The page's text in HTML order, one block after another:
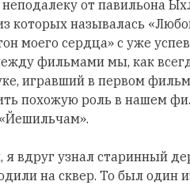
от павильона
которых называлась
моего сердца» с уже
фильмами мы, как
игравший в первом
похожую роль в нашем
я вдруг узнал старинный
на сквер. То был один